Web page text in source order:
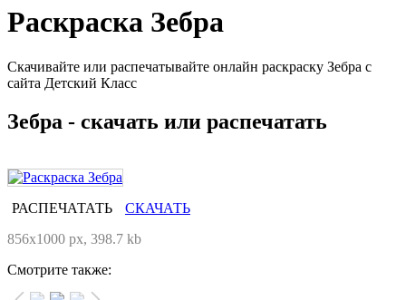
Раскраска Зебра
Скачивайте или распечатывайте онлайн раскраску Зебра с
сайта Детский Класс
Зебра - скачать или распечатать
РАСПЕЧАТАТЬ
СКАЧАТЬ
856x1000 px, 398.7 kb
Смотрите также: